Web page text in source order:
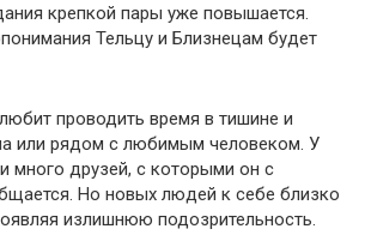
крепкой пары уже повышается.
Тельцу и Близнецам будет
проводить время в тишине и
или рядом с любимым человеком. У
много друзей, с которыми он с
Но новых людей к себе близко
излишнюю подозрительность.